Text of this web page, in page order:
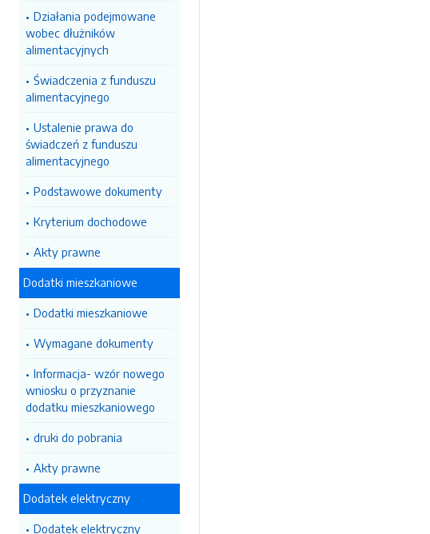
Działania podejmowane
wobec dłużników
alimentacyjnych
Świadczenia z funduszu
alimentacyjnego
Ustalenie prawa do
świadczeń z funduszu
alimentacyjnego
Podstawowe dokumenty
Kryterium dochodowe
Akty prawne
Dodatki mieszkaniowe
Dodatki mieszkaniowe
Wymagane dokumenty
Informacja- wzór nowego
wniosku o przyznanie
dodatku mieszkaniowego
druki do pobrania
Akty prawne
Dodatek elektryczny
Dodatek elektryczny